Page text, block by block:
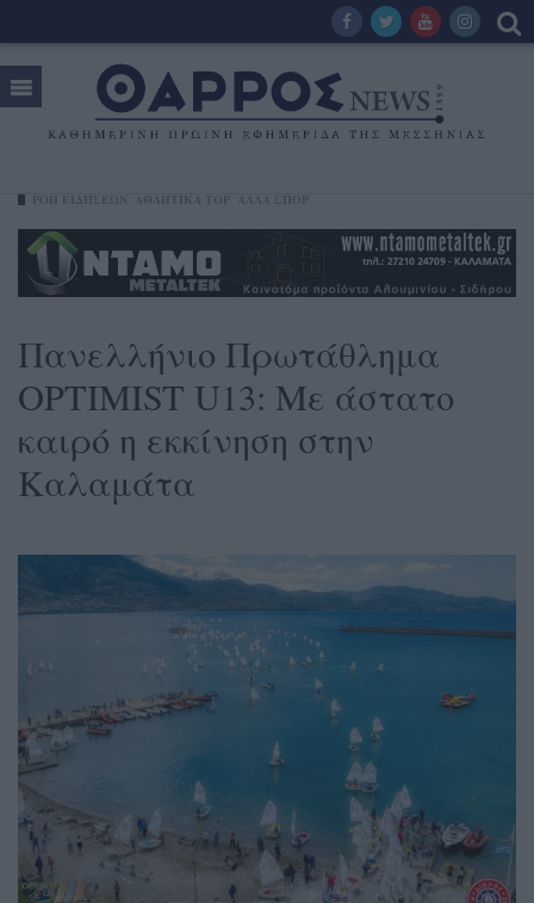
Πανελλήνιο Πρωτάθλημα
OPTIMIST U13: Με άστατο
καιρό η εκκίνηση στην
Καλαμάτα